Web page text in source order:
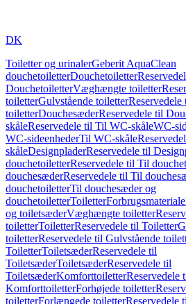
DK
Toiletter og urinalerGeberit AquaClean
douchetoiletterDouchetoiletter
DouchetoiletterVæghængte toiletter
toiletterGulvstående toiletter
toiletterDouchesæderReservedele til
skåleReservedele til Til WC-skåleWC-
WC-sideenhederTil WC-skåle
skåleDesignpladerReservedele til
douchetoiletterReservedele til Til
douchesæderReservedele til Til
douchetoiletterTil douchesæder og
douchetoiletterToiletterForbrugsmateriale
og toiletsæderVæghængte toiletter
toiletterToiletterReservedele til Toiletter
toiletterReservedele til Gulvstående
ToiletterToiletsæderReservedele til
ToiletsæderToiletsæderReservedele til
ToiletsæderKomforttoiletterReservedele
KomforttoiletterForhøjede toiletter
toiletterForlængede toiletterReservedele